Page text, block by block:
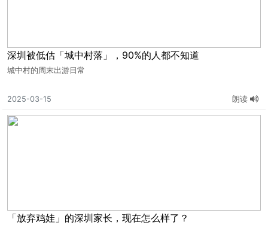
深圳被低估「城中村落」，90%的人都不知道
城中村的周末出游日常
2025-03-15 朗读
「放弃鸡娃」的深圳家长，现在怎么样了？